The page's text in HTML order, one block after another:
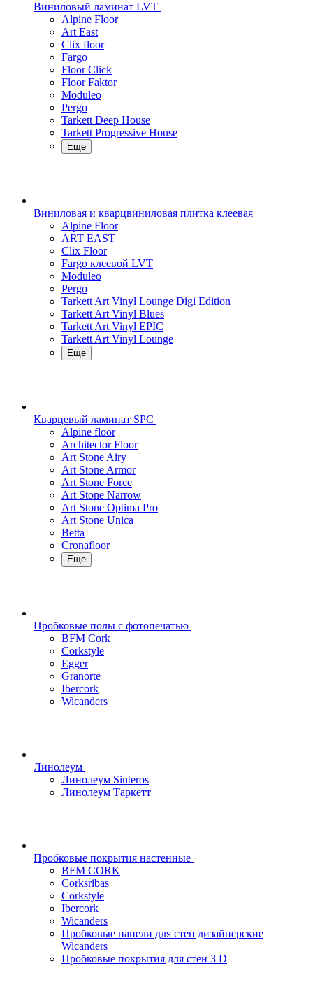
Виниловый ламинат LVT
Alpine Floor
Art East
Clix floor
Fargo
Floor Click
Floor Faktor
Moduleo
Pergo
Tarkett Deep House
Tarkett Progressive House
Еще
Виниловая и кварцвиниловая плитка клеевая
Alpine Floor
ART EAST
Clix Floor
Fargo клеевой LVT
Moduleo
Pergo
Tarkett Art Vinyl Lounge Digi Edition
Tarkett Art Vinyl Blues
Tarkett Art Vinyl EPIC
Tarkett Art Vinyl Lounge
Еще
Кварцевый ламинат SPC
Alpine floor
Architector Floor
Art Stone Airy
Art Stone Armor
Art Stone Force
Art Stone Narrow
Art Stone Optima Pro
Art Stone Unica
Betta
Cronafloor
Еще
Пробковые полы с фотопечатью
BFM Cork
Corkstyle
Egger
Granorte
Ibercork
Wicanders
Линолеум
Линолеум Sinteros
Линолеум Таркетт
Пробковые покрытия настенные
BFM CORK
Corksribas
Corkstyle
Ibercork
Wicanders
Пробковые панели для стен дизайнерские
Wicanders
Пробковые покрытия для стен 3 D